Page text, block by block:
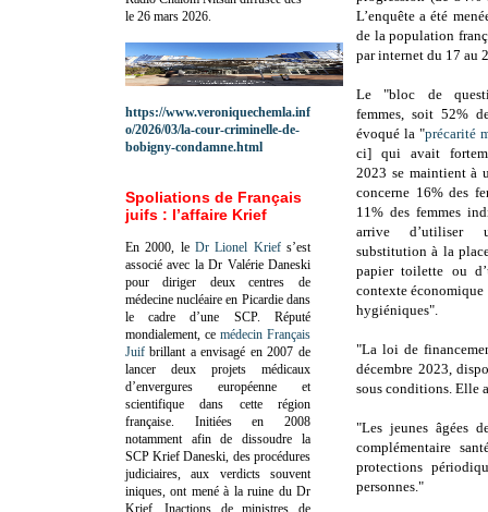
L’enquête a été
de la population
par internet du 17 au
Le "bloc de
femmes, soit 52%
évoqué la "précarité
ci] qui avait
2023 se maintient à
concerne 16% des
11% des femmes
arrive d’utiliser
substitution à la
papier toilette ou
contexte
hygiéniques".
"La loi de
décembre 2023,
sous conditions. Elle
"Les jeunes âgées
complémentaire
protections
personnes."
le 26 mars 2026.
https://www.veroniquechemla.inf
o/2026/03/la-cour-criminelle-de-
bobigny-condamne.html
Spoliations de Français
juifs : l’affaire Krief
En 2000, le Dr Lionel Kriefs’est
associé avec la Dr Valérie Daneski
pour diriger deux centres de
médecine nucléaire en Picardie dans
le cadre d’une SCP. Réputé
mondialement, ce médecin Français
Juif brillant a envisagé en 2007 de
lancer deux projets médicaux
d’envergures européenne et
scientifique dans cette région
française. Initiées en 2008
notamment afin de dissoudre la
SCP Krief Daneski, des procédures
judiciaires, aux verdicts souvent
iniques, ont mené à la ruine du Dr
Krief.Inactions de ministres de